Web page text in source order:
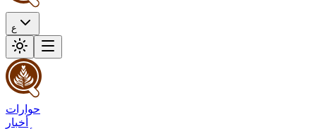
ع
حوارات
أخبار